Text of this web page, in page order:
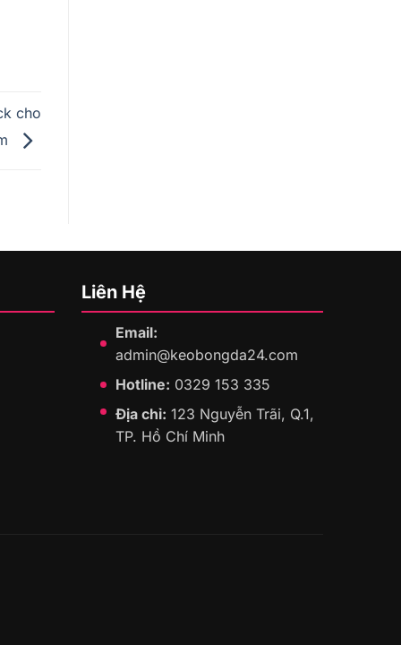
cho
Liên Hệ
Email:
admin@keobongda24.com
Hotline: 0329 153 335
Địa chỉ: 123 Nguyễn Trãi, Q.1,
TP. Hồ Chí Minh